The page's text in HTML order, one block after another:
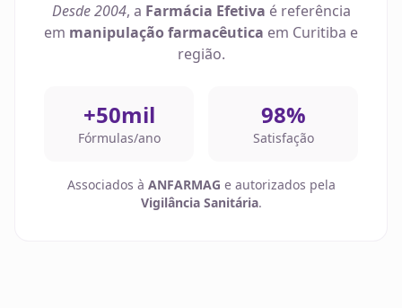
Desde 2004, a Farmácia Efetiva é referência
em manipulação farmacêutica em Curitiba e
região.
+50mil
Fórmulas/ano
98%
Satisfação
Associados à ANFARMAG e autorizados pela
Vigilância Sanitária.